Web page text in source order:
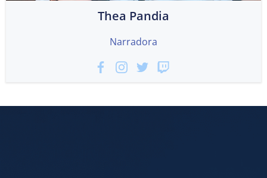
Thea Pandia
Narradora